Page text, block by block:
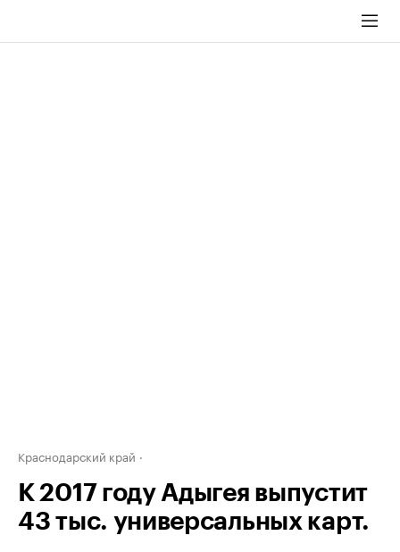
Краснодарский край
К 2017 году Адыгея выпустит
43 тыс. универсальных карт.